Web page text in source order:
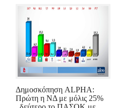
Δημοσκόπηση ALPHA:
Πρώτη η ΝΔ με μόλις 25%